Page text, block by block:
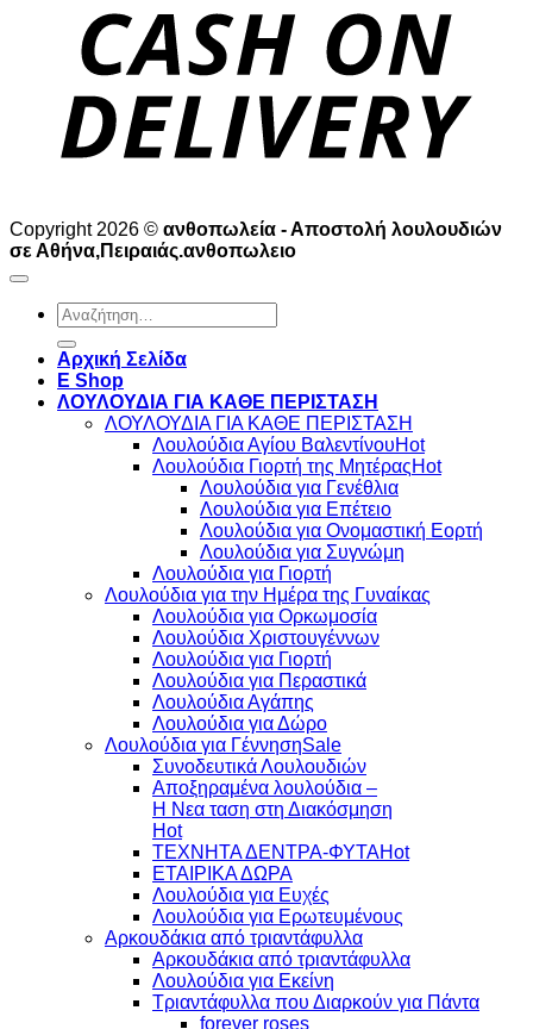
Copyright 2026 © ανθοπωλεία - Αποστολή λουλουδιών
σε Αθήνα,Πειραιάς.ανθοπωλειο
Αναζήτηση
για:
Αρχική Σελίδα
E Shop
ΛΟΥΛΟΥΔΙΑ ΓΙΑ ΚΑΘΕ ΠΕΡΙΣΤΑΣΗ
ΛΟΥΛΟΥΔΙΑ ΓΙΑ ΚΑΘΕ ΠΕΡΙΣΤΑΣΗ
Λουλούδια Αγίου Βαλεντίνου
Λουλούδια Γιορτή της Μητέρας
Λουλούδια για Γενέθλια
Λουλούδια για Επέτειο
Λουλούδια για Ονομαστική Εορτή
Λουλούδια για Συγνώμη
Λουλούδια για Γιορτή
Λουλούδια για την Ημέρα της Γυναίκας
Λουλούδια για Ορκωμοσία
Λουλούδια Χριστουγέννων
Λουλούδια για Γιορτή
Λουλούδια για Περαστικά
Λουλούδια Αγάπης
Λουλούδια για Δώρο
Λουλούδια για Γέννηση
Συνοδευτικά Λουλουδιών
Αποξηραμένα λουλούδια –
Η Νεα ταση στη Διακόσμηση
ΤΕΧΝΗΤΑ ΔΕΝΤΡΑ-ΦΥΤΑ
ΕΤΑΙΡΙΚΑ ΔΩΡΑ
Λουλούδια για Ευχές
Λουλούδια για Ερωτευμένους
Aρκουδάκια από τριαντάφυλλα
Aρκουδάκια από τριαντάφυλλα
Λουλούδια για Εκείνη
Τριαντάφυλλα που Διαρκούν για Πάντα
forever roses